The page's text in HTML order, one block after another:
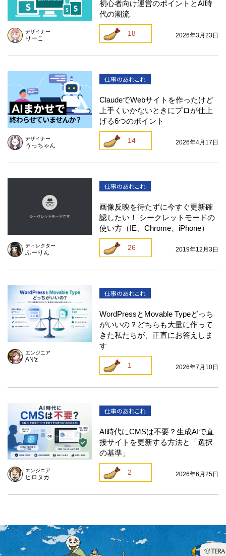
デザイナー
りーこ
初心者向け運営のポイントとAI時
代の潮流
18 2026年3月23日
デザイナー
うっちゃん
仕事のあれこれ
ClaudeでWebサイトを作ったけど
上手くいかないときにプロが仕上
げる6つのポイント
14 2026年4月17日
ディレクター
ふーりん
仕事のあれこれ
画像反映を待たずに今すぐ更新確
認したい！ シークレットモードの
使い方（IE、Chrome、iPhone）
26 2019年12月3日
エンジニア
AN'z
仕事のあれこれ
WordPressとMovable Typeどっち
がいいの？どちらも大量に作って
きた私たちが、正直にお答えしま
す
1 2026年7月10日
エンジニア
ヒロタカ
仕事のあれこれ
AI時代にCMSは不要？生成AIで直
接サイトを更新する方法と「選択
の基準」
2 2026年6月25日